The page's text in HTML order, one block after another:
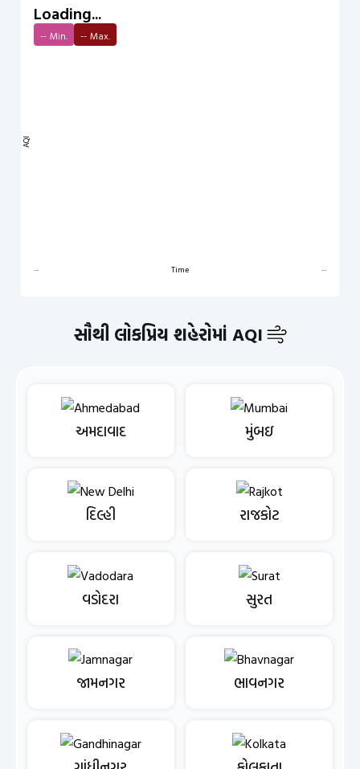
Loading...
-- Min. -- Max.
AQI
-- Time --
સૌથી લોકપ્રિય શહેરોમાં AQI
અમદાવાદ મુંબઇ
દિલ્હી રાજકોટ
વડોદરા સુરત
જામનગર ભાવનગર